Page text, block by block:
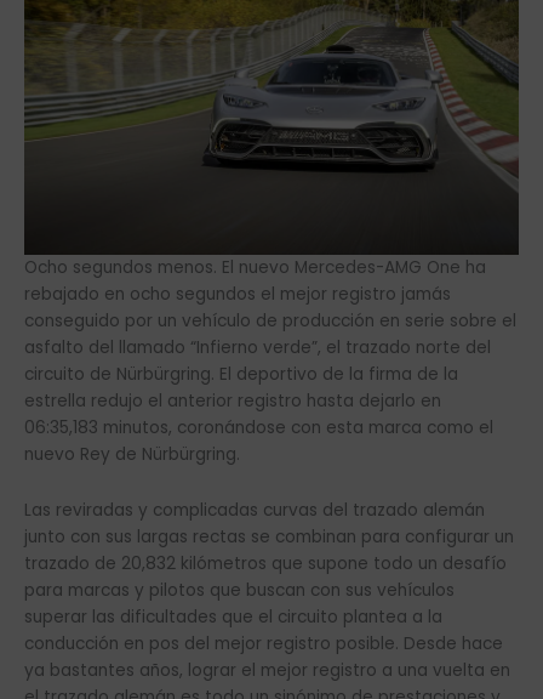
Ocho segundos menos. El nuevo Mercedes-AMG One ha
rebajado en ocho segundos el mejor registro jamás
conseguido por un vehículo de producción en serie sobre el
asfalto del llamado “Infierno verde”, el trazado norte del
circuito de Nürbürgring. El deportivo de la firma de la
estrella redujo el anterior registro hasta dejarlo en
06:35,183 minutos, coronándose con esta marca como el
nuevo Rey de Nürbürgring.
Las reviradas y complicadas curvas del trazado alemán
junto con sus largas rectas se combinan para configurar un
trazado de 20,832 kilómetros que supone todo un desafío
para marcas y pilotos que buscan con sus vehículos
superar las dificultades que el circuito plantea a la
conducción en pos del mejor registro posible. Desde hace
ya bastantes años, lograr el mejor registro a una vuelta en